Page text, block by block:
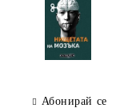
Абонирай се